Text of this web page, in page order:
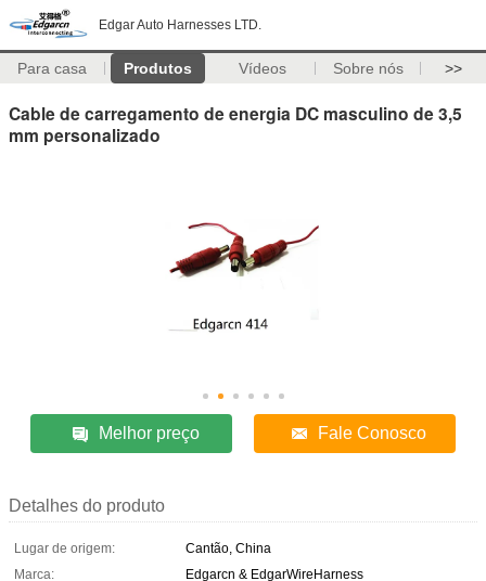
Edgar Auto Harnesses LTD.
Para casa Produtos Vídeos Sobre nós >>
Cable de carregamento de energia DC masculino de 3,5
mm personalizado
Melhor preço Fale Conosco
Detalhes do produto
Lugar de origem:
Cantão, China
Marca:
Edgarcn & EdgarWireHarness